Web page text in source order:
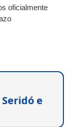
oficialmente
e